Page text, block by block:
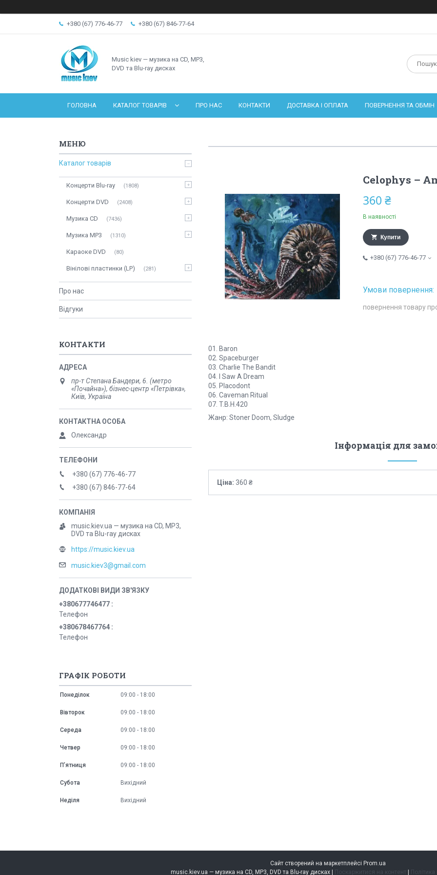
+380 (67) 776-46-77 +380 (67) 846-77-64
Music kiev — музика на CD, MP3,
DVD та Blu-ray дисках
ГОЛОВНА КАТАЛОГ ТОВАРІВ ПРО НАС КОНТАКТИ ДОСТАВКА І ОПЛАТА ПОВЕРНЕННЯ ТА ОБМІН
Celophys –
360 ₴
В наявності
Купити
+380 (67) 776-46-77
повернення товару
01. Baron
02. Spaceburger
03. Charlie The Bandit
04. I Saw A Dream
05. Placodont
06. Caveman Ritual
07. T.B.H.420
Жанр: Stoner Doom, Sludge
Інформація для
Ціна: 360 ₴
Каталог товарів
Концерти Blu-ray 1808
Концерти DVD 2408
Музика CD 7436
Музика MP3 1310
Караоке DVD 80
Вінілові пластинки (LP) 281
Про нас
Відгуки
КОНТАКТИ
пр-т Степана Бандери, 6. (метро
«Почайна»), бізнес-центр «Петрівка»,
Київ, Україна
Олександр
+380 (67) 776-46-77
+380 (67) 846-77-64
music.kiev.ua — музика на CD, MP3,
DVD та Blu-ray дисках
https://music.kiev.ua
music.kiev3@gmail.com
+380677746477
Телефон
+380678467764
Телефон
ГРАФІК РОБОТИ
Понеділок 09:00 18:00
Вівторок 09:00 18:00
Середа 09:00 18:00
Четвер 09:00 18:00
Пʼятниця 09:00 18:00
Субота Вихідний
Неділя Вихідний
Сайт створений на маркетплейсі Prom.ua
music.kiev.ua — музика на CD, MP3, DVD та Blu-ray дисках | Поскаржитися на контент | Політика